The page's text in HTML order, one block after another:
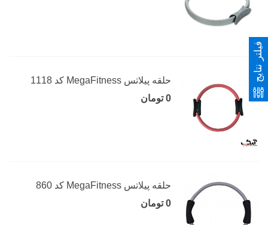
حلقه پیلاتس MegaFitness کد 1118
0 تومان
حلقه پیلاتس MegaFitness کد 860
0 تومان
فیلتر نتایج